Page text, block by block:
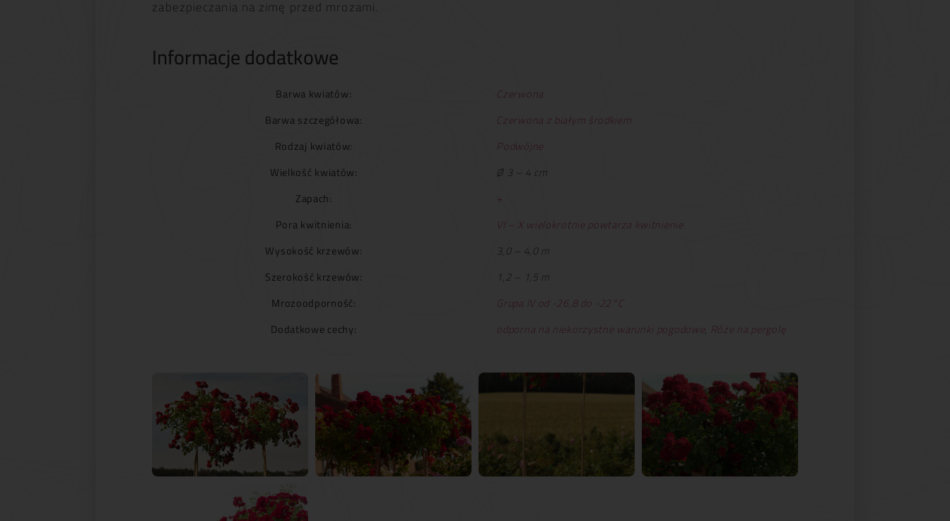
zabezpieczania na zimę przed mrozami.
Informacje dodatkowe
Barwa kwiatów:
Czerwona
Barwa szczegółowa:
Czerwona z białym środkiem
Rodzaj kwiatów:
Podwójne
Wielkość kwiatów:
Ø 3 – 4 cm
Zapach:
+
Pora kwitnienia:
VI – X wielokrotnie powtarza kwitnienie
Wysokość krzewów:
3,0 – 4,0 m
Szerokość krzewów:
1,2 – 1,5 m
Mrozoodporność:
Grupa IV od -26,8 do -22°C
Dodatkowe cechy:
odporna na niekorzystne warunki pogodowe, Róże na pergolę